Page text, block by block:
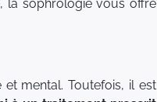
la sophrologie vous offre
mental. Toutefois, il est